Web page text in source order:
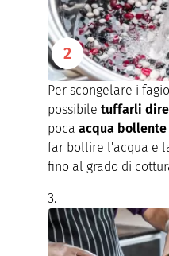
Per scongelare i
possibile tuffarli
poca acqua bollente
far bollire l'acqua e
fino al grado di